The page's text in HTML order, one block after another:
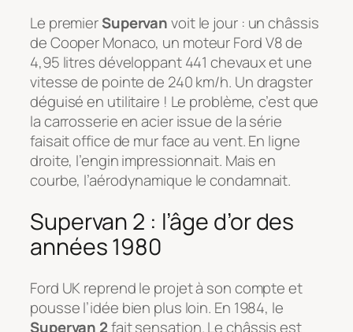
Le premierSupervanvoit le jour : un châssis
de Cooper Monaco, un moteur Ford V8 de
4,95 litres développant 441 chevaux et une
vitesse de pointe de 240 km/h. Un dragster
déguisé en utilitaire ! Le problème, c’est que
la carrosserie en acier issue de la série
faisait office de mur face au vent. En ligne
droite, l’engin impressionnait. Mais en
courbe, l’aérodynamique le condamnait.
Supervan 2 : l’âge d’or des
années 1980
Ford UK reprend le projet à son compte et
pousse l’idée bien plus loin. En 1984, le
Supervan 2fait sensation. Le châssis est